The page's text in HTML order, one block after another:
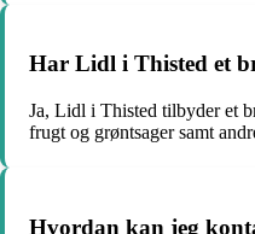
Har Lidl i Thisted et
Ja, Lidl i Thisted tilbyder et
frugt og grøntsager samt
Hvordan kan jeg